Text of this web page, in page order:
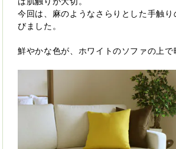
今回は、麻のようなさらりとした手触り
びました。
鮮やかな色が、ホワイトのソファの上で